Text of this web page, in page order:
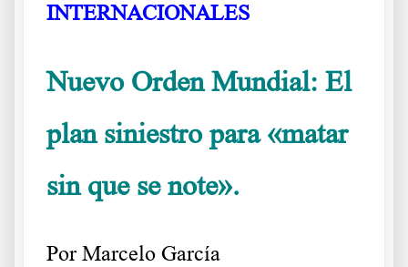
INTERNACIONALES
Nuevo Orden Mundial: El
plan siniestro para «matar
sin que se note».
Por Marcelo García